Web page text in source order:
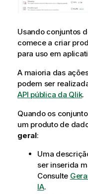
Usando conjuntos
comece a criar
para uso em
A maioria das
podem ser
API pública da Qlik.
Quando os
um produto de
geral:
Uma
ser inserida
Consulte
IA.